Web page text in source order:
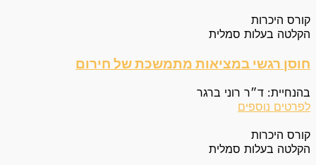
קורס היכרות
הקלטה בעלות סמלית
חוסן רגשי במציאות מתמשכת של חירום
בהנחיית: ד״ר רוני ברגר
לפרטים נוספים
קורס היכרות
הקלטה בעלות סמלית